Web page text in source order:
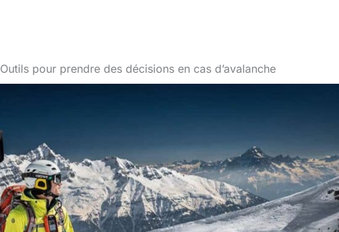
Outils pour prendre des décisions en cas d’avalanche